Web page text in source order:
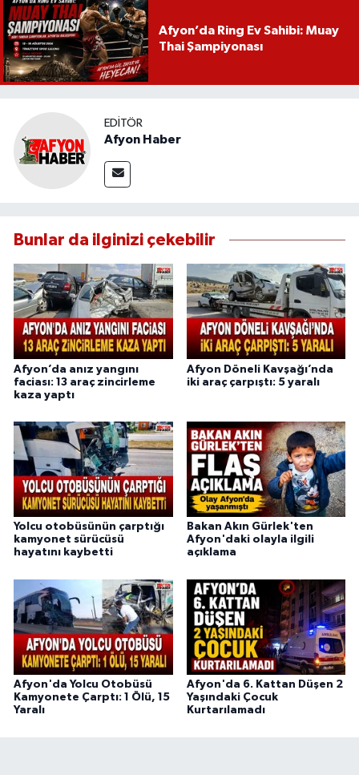
Afyon’da Ring Ev Sahibi: Muay
Thai Şampiyonası
EDITÖR
Afyon Haber
Bunlar da ilginizi çekebilir
Afyon’da anız yangını
faciası: 13 araç zincirleme
kaza yaptı
Afyon Döneli Kavşağı’nda
iki araç çarpıştı: 5 yaralı
Yolcu otobüsünün çarptığı
kamyonet sürücüsü
hayatını kaybetti
Bakan Akın Gürlek'ten
Afyon'daki olayla ilgili
açıklama
Afyon'da Yolcu Otobüsü
Kamyonete Çarptı: 1 Ölü, 15
Yaralı
Afyon'da 6. Kattan Düşen 2
Yaşındaki Çocuk
Kurtarılamadı